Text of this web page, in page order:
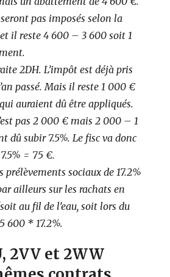
pas imposés selon la
il reste 4 600 – 3 600 soit 1
2DH. L’impôt est déjà pris
passé. Mais il reste 1 000 €
auraient dû être appliqués.
pas 2 000 € mais 2 000 – 1
dû subir 7.5%. Le fisc va donc
= 75 €.
prélèvements sociaux de 17.2%
ailleurs sur les rachats en
au fil de l’eau, soit lors du
600 * 17.2%.
2VV et 2WW